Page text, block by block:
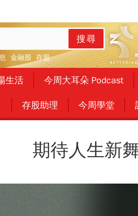
搜尋
金融股 存股
生活 今周大耳朵 Podcast
存股助理 今周學堂
期待人生新